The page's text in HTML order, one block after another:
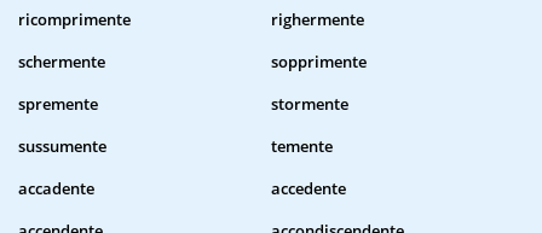
ricomprimente
righermente
schermente
sopprimente
spremente
stormente
sussumente
temente
accadente
accedente